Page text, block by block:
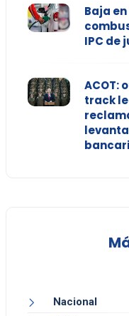
Baja
IPC de
ACOT:
track
Nacional